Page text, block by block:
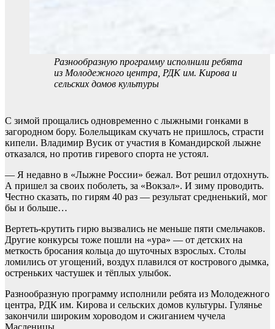
Разнообразную программу исполнили ребята
из Молодежного центра, РДК им. Кирова и
сельских домов культуры
С зимой прощались одновременно с лыжными гонками в
загородном бору. Болельщикам скучать не пришлось, страсти
кипели. Владимир Вусик от участия в Командирской лыжне
отказался, но против гиревого спорта не устоял.
— Я недавно в «Лыжне России» бежал. Вот решил отдохнуть.
А пришел за своих поболеть, за «Вокзал». И зиму проводить.
Честно сказать, по гирям 40 раз — результат средненький, мог
бы и больше…
Вертеть-крутить гирю вызвались не меньше пяти смельчаков.
Другие конкурсы тоже пошли на «ура» — от детских на
меткость бросания кольца до шуточных взрослых. Столы
ломились от угощений, воздух плавился от кострового дымка,
остреньких частушек и тёплых улыбок.
Разнообразную программу исполнили ребята из Молодежного
центра, РДК им. Кирова и сельских домов культуры. Гулянье
закончили широким хороводом и сжиганием чучела
Масленицы.